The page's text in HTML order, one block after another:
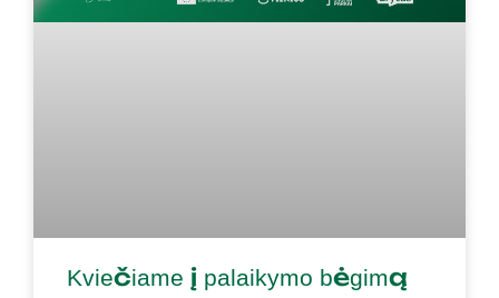
Kviečiame į palaikymo bėgimą